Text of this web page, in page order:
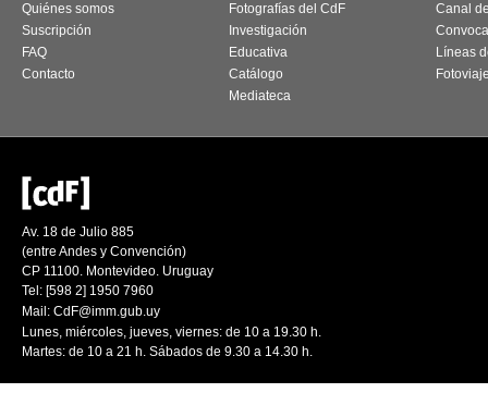
Quiénes somos
Suscripción
FAQ
Contacto
Fotografías del CdF
Investigación
Educativa
Catálogo
Mediateca
Canal
Líneas
Av. 18 de Julio 885
(entre Andes y Convención)
CP 11100. Montevideo. Uruguay
Tel: [598 2] 1950 7960
Mail: CdF@imm.gub.uy
Lunes, miércoles, jueves, viernes: de 10 a 19.30 h.
Martes: de 10 a 21 h. Sábados de 9.30 a 14.30 h.